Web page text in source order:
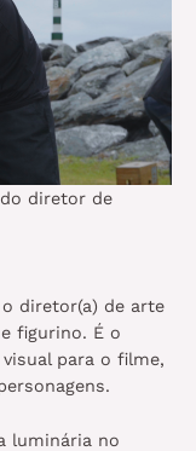
diretor de
diretor(a) de arte
figurino. É o
para o filme,
luminária no